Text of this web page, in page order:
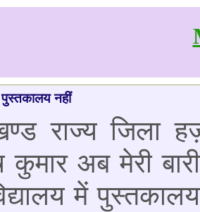
पुस्तकालय नहीं
राज्य जिला
अब मेरी
में